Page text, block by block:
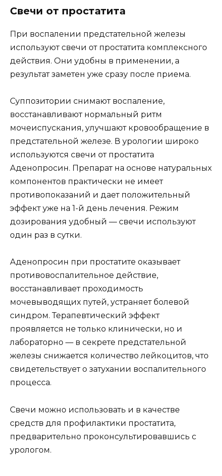
Свечи от простатита
При воспалении предстательной железы
используют свечи от простатита комплексного
действия. Они удобны в применении, а
результат заметен уже сразу после приема.
Суппозитории снимают воспаление,
восстанавливают нормальный ритм
мочеиспускания, улучшают кровообращение в
предстательной железе. В урологии широко
используются свечи от простатита
Аденопросин. Препарат на основе натуральных
компонентов практически не имеет
противопоказаний и дает положительный
эффект уже на 1-й день лечения. Режим
дозирования удобный — свечи используют
один раз в сутки.
Аденопросин при простатите оказывает
противовоспалительное действие,
восстанавливает проходимость
мочевыводящих путей, устраняет болевой
синдром. Терапевтический эффект
проявляется не только клинически, но и
лабораторно — в секрете предстательной
железы снижается количество лейкоцитов, что
свидетельствует о затухании воспалительного
процесса.
Свечи можно использовать и в качестве
средств для профилактики простатита,
предварительно проконсультировавшись с
урологом.